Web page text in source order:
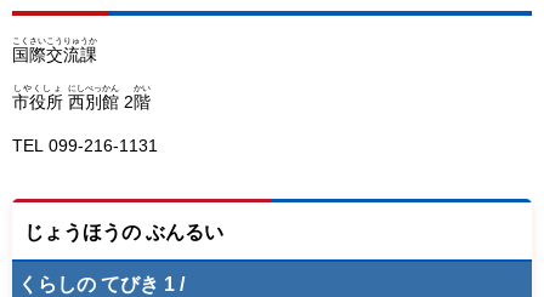
国際交流課
こくさいこうりゅうか
市役所
しやくしょ
西別館
にしべっかん
2階
かい
TEL 099-216-1131
じょうほうの ぶんるい
くらしの てびき 1 /